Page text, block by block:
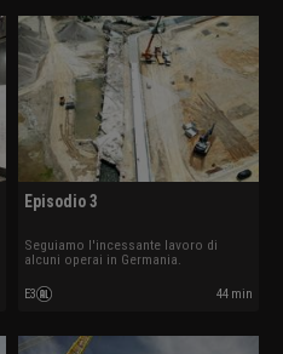
Episodio 3
Seguiamo l'incessante lavoro di
alcuni operai in Germania.
E3 44 min